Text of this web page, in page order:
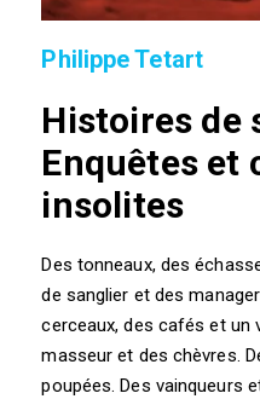
Philippe Tetart
Histoires de
Enquêtes et
insolites
Des tonneaux, des
de sanglier et des
cerceaux, des cafés et un
masseur et des chèvres.
poupées. Des vainqueurs